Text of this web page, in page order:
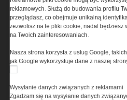
i
i na
reklamowych. Służą do budowania profilu
przeglądasz, co obejmuje unikalną
zezwolisz na te pliki cookie, nadal będziesz
na Twoich zainteresowaniach.
Nasza strona korzysta z usług Google,
jak Google wykorzystuje dane z naszej
Wysyłanie danych związanych z reklamami
Zgadzam się na wysyłanie danych